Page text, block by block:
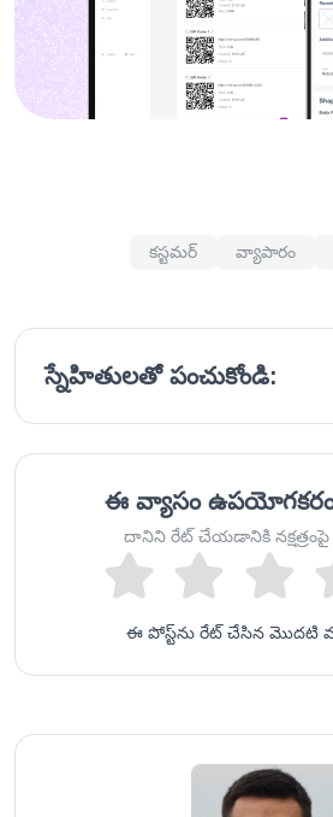
కస్టమర్ వ్యాపారం
స్నేహితులతో పంచుకోండి:
ఈ వ్యాసం
దానిని రేట్ చేయడానికి నక్షత్రంపై
ఈ పోస్ట్‌ను రేట్ చేసిన మొదటి